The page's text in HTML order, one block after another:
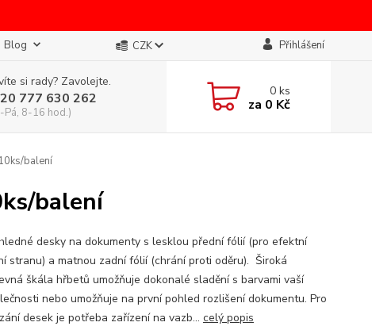
Blog CZK Přihlášení
si rady? Zavolejte.
777 630 262
Pá, 8-16 hod.)
0ks
za 0 Kč
balení
balení
desky na dokumenty s lesklou přední fólií (pro efektní
stranu) a matnou zadní fólií (chrání proti oděru). Široká
škála hřbetů umožňuje dokonalé sladění s barvami vaší
nebo umožňuje na první pohled rozlišení dokumentu. Pro
desek je potřeba zařízení na vazb... celý popis